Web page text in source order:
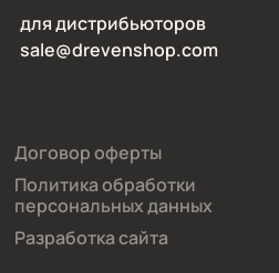
Политика обработки
персональных данных
Договор оферты
Разработка сайта
для дистрибьюторов
sale@drevenshop.com